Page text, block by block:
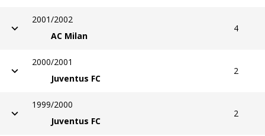
2001/2002
AC Milan
4
2000/2001
Juventus FC
2
1999/2000
Juventus FC
2